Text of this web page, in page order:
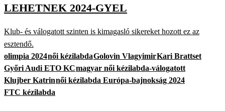
LEHETNEK 2024-GYEL
Klub- és válogatott szinten is kimagasló sikereket hozott ez az
esztendő.
olimpia 2024női kézilabdaGolovin VlagyimirKari Brattset
Győri Audi ETO KCmagyar női kézilabda-válogatott
Klujber Katrinnői kézilabda Európa-bajnokság 2024
FTC kézilabda